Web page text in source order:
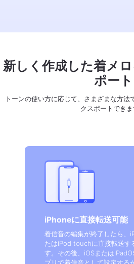
新しく作成した着メ
ポート
トーンの使い方に応じて、さまざまな方法
クスポートできま
iPhoneに直接転送可能
着信音の編集が終了したら、
たはiPod touchに直接転送す
す。その後、iOSまたは
プリで着信音として設定する